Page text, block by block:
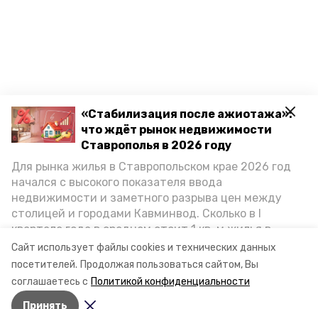
Сайт использует файлы cookies и технических данных
посетителей. Продолжая пользоваться сайтом, Вы
соглашаетесь с Политикой конфиденциальности
Принять
«Стабилизация после ажиотажа»:
что ждёт рынок недвижимости
Ставрополья в 2026 году
Для рынка жилья в Ставропольском крае 2026 год
начался с высокого показателя ввода
недвижимости и заметного разрыва цен между
столицей и городами Кавминвод. Сколько в I
квартале года в среднем стоит 1 кв. м жилья в
городах и округах региона, как изменился спрос на
первичку и вторичку, какова себестоимость
стройки собственного жилья в этом году и какие
прогнозы о стоимости квадратных метров дают